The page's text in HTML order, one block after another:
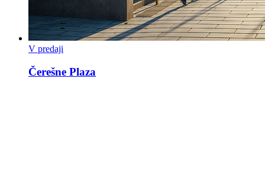
V predaji
Čerešne Plaza